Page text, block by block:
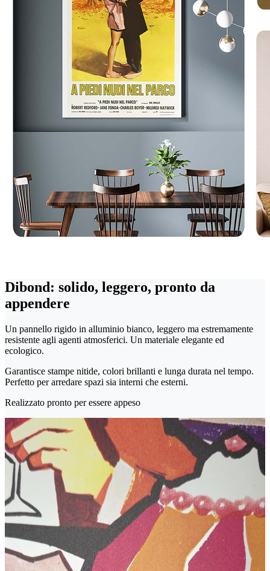
Dibond: solido, leggero, pronto da
appendere
Un pannello rigido in alluminio bianco, leggero ma estremamente
resistente agli agenti atmosferici. Un materiale elegante ed
ecologico.
Garantisce stampe nitide, colori brillanti e lunga durata nel tempo.
Perfetto per arredare spazi sia interni che esterni.
Realizzato pronto per essere appeso